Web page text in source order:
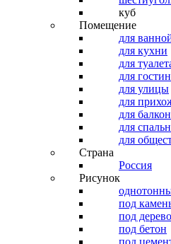
куб
Помещение
для
для кухни
для
для
для улицы
для
для
для
для
Страна
Россия
Рисунок
под
под дерево
под бетон
под